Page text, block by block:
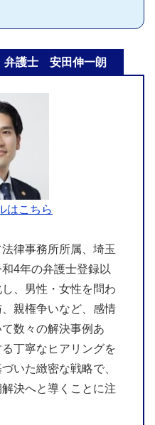
弁護士 安田伸一朗
はこちら
律事務所所属、埼玉
4年の弁護士登録以
、男性・女性を問わ
親権争いなど、感情
数々の解決事例あ
丁寧なヒアリングを
いた緻密な戦略で、
決へと導くことに注